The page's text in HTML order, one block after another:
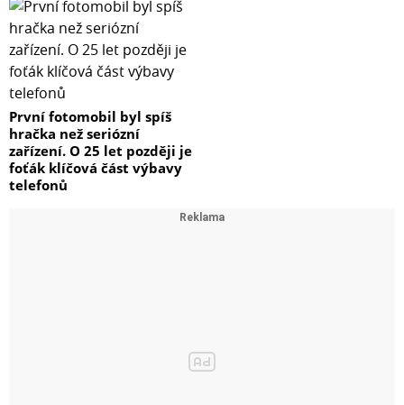
První fotomobil byl spíš
hračka než seriózní
zařízení. O 25 let později je
foťák klíčová část výbavy
telefonů